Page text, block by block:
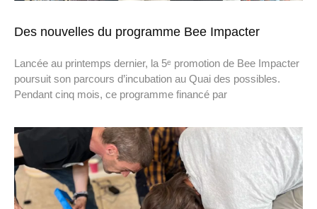
Des nouvelles du programme Bee Impacter
Lancée au printemps dernier, la 5ᵉ promotion de Bee Impacter
poursuit son parcours d’incubation au Quai des possibles.
Pendant cinq mois, ce programme financé par